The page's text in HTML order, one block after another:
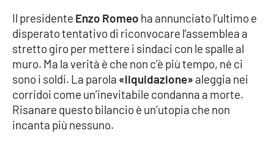
Lacplay.it
Lactv.it
Laconair.it
Lacitymag.it
Il presidente Enzo Romeo ha annunciato l’ultimo e
disperato tentativo di riconvocare l’assemblea a
stretto giro per mettere i sindaci con le spalle al
muro. Ma la verità è che non c’è più tempo, né ci
sono i soldi. La parola «liquidazione» aleggia nei
corridoi come un’inevitabile condanna a morte.
Risanare questo bilancio è un’utopia che non
incanta più nessuno.